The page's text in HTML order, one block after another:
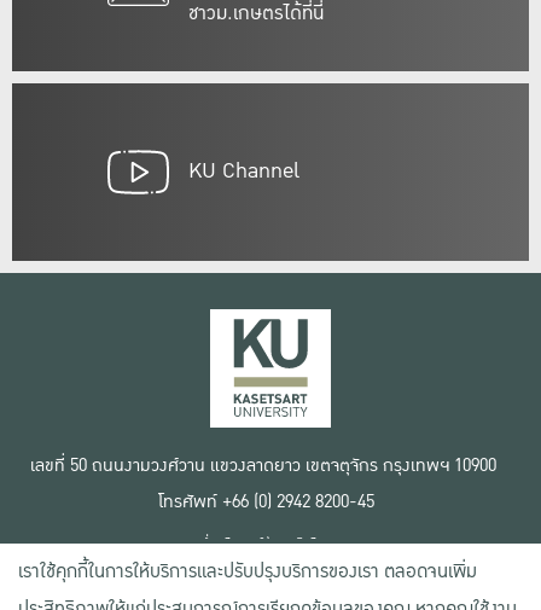
ชาวม.เกษตรได้ที่นี่
KU Channel
เลขที่ 50 ถนนงามวงศ์วาน แขวงลาดยาว เขตจตุจักร กรุงเทพฯ 10900
โทรศัพท์ +66 (0) 2942 8200-45
เงื่อนไขการใช้งานเว็บไซต์
ข้อตกลงด้านสิทธิ์ใช้งาน
นโยบายความเป็นส่วนตัว
เราใช้คุกกี้ในการให้บริการและปรับปรุงบริการของเรา ตลอดจนเพิ่ม